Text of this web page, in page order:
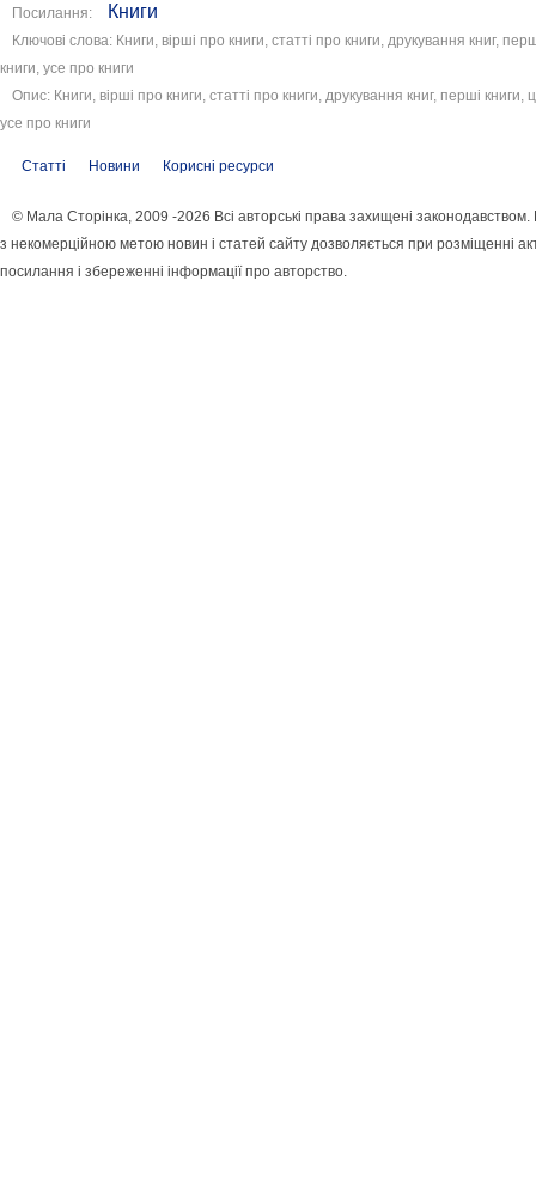
Посилання: Книги
Ключові слова: Книги, вірші про книги, статті про книги, друкування книг,
книги, усе про книги
Опис: Книги, вірші про книги, статті про книги, друкування книг, перші книги,
усе про книги
Статті Новини Корисні ресурси
© Мала Сторінка, 2009 -2026 Всі авторські права захищені
з некомерційною метою новин і статей сайту дозволяється при розміщенні
посилання і збереженні інформації про авторство.